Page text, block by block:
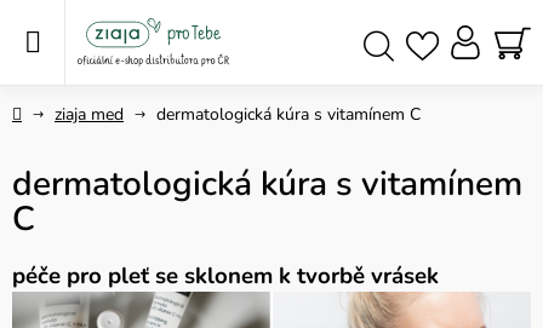
Domůziaja med dermatologická kúra s vitamínem C
dermatologická kúra s vitamínem
C
péče pro pleť se sklonem k tvorbě vrásek